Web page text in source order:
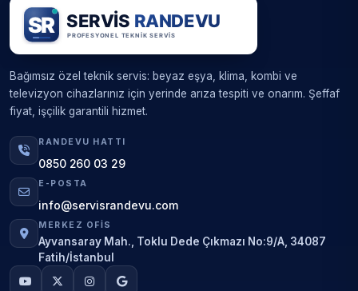
Bağımsız özel teknik servis: beyaz eşya, klima, kombi ve
televizyon cihazlarınız için yerinde arıza tespiti ve onarım. Şeffaf
fiyat, işçilik garantili hizmet.
RANDEVU HATTI
0850 260 03 29
E-POSTA
info@servisrandevu.com
MERKEZ OFIS
Ayvansaray Mah., Toklu Dede Çıkmazı No:9/A, 34087
Fatih/İstanbul